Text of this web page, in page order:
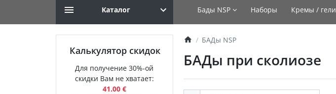
Каталог Бады NSP Наборы Кремы / гели
Калькулятор скидок
Для получение 30%-ой
скидки Вам не хватает:
41.00 €
БАДы NSP
БАДы при сколиозе